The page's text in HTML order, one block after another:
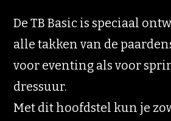
De TB Basic is speciaal
alle takken van de
voor eventing als voor
dressuur.
Met dit hoofdstel kun je